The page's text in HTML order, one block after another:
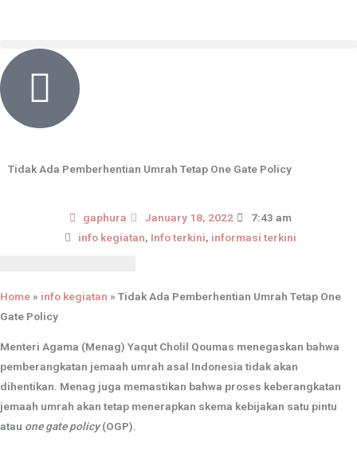
content
Tidak Ada Pemberhentian Umrah Tetap One Gate Policy
gaphura January 18, 2022
7:43 am
info kegiatan, Info terkini, informasi terkini
Home » info kegiatan » Tidak Ada Pemberhentian Umrah Tetap One
Gate Policy
Menteri Agama (Menag) Yaqut Cholil Qoumas menegaskan bahwa
pemberangkatan jemaah umrah asal Indonesia tidak akan
dihentikan. Menag juga memastikan bahwa proses keberangkatan
jemaah umrah akan tetap menerapkan skema kebijakan satu pintu
atau one gate policy(OGP).